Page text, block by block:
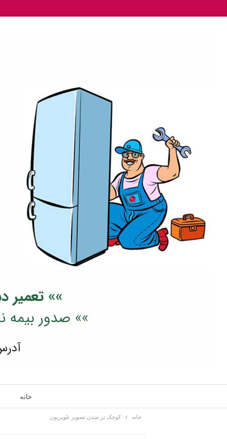
خانه
خانه کوچک تر شدن تصویر تلویزیون